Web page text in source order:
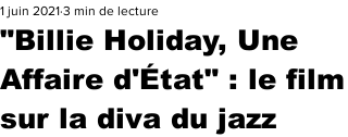
"Billie Holiday, Une
Affaire d'État" : le film
sur la diva du jazz
1 juin 2021 3 min de lecture